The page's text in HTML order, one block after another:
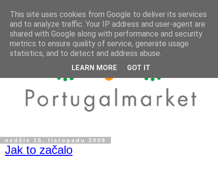
neděle 15. listopadu 2009
Jak to začalo
This site uses cookies from Google to deliver its services
and to analyze traffic. Your IP address and user-agent are
shared with Google along with performance and security
metrics to ensure quality of service, generate usage
statistics, and to detect and address abuse.
LEARN MORE GOT IT